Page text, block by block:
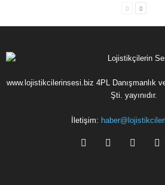
www.lojistikcilerinsesi.biz 4PL Danışmanlık
Şti. yayınıdır.
İletişim: